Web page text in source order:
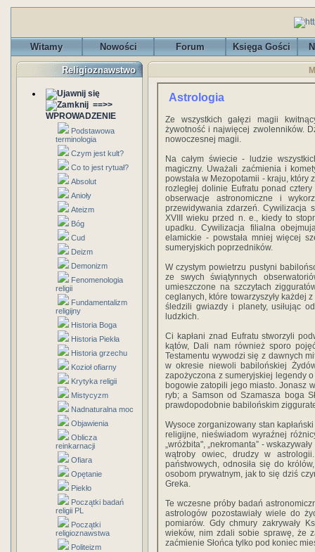
Witamy Nowości Forum Księga Gości
Religioznawstwo
==>>
WPROWADZENIE
Podstawowa
terminologia
Czym jest kult?
Co to jest rytuał?
Absolut
Anioły
Ateizm
Bóg
Cud
Deizm
Demonizm
Fenomenologia
religii
Fundamentalizm
religijny
Historia Boga
Historia Piekła
Historia grzechu
Kozioł ofiarny
Krytyka religii
Mistycyzm
Nadnaturalna moc
Objawienia
Oblicza
reinkarnacji
Ofiara
Opętanie
Piekło
Początki badań
religii PL
Początki
religioznawstwa
Politeizm
Astrologia
Ze wszystkich gałęzi magii
żywotność i najwięcej zwolenników.
nowoczesnej magii.
Na całym świecie - ludzie
magiczny. Uważali zaćmienia i
powstała w Mezopotamii - kraju, który
rozległej dolinie Eufratu ponad
obserwacje astronomiczne i
przewidywania zdarzeń. Cywilizacja
XVIII wieku przed n. e., kiedy to
upadku. Cywilizacja filialna
elamickie - powstała mniej więcej
sumeryjskich poprzedników.
W czystym powietrzu pustyni
ze swych świątynnych
umieszczone na szczytach
ceglanych, które towarzyszyły każdej
śledzili gwiazdy i planety, usiłując
ludzkich.
Ci kapłani znad Eufratu stworzyli
kątów, Dali nam również sporo
Testamentu wywodzi się z dawnych
w okresie niewoli babilońskiej
zapożyczona z sumeryjskiej legendy
bogowie zatopili jego miasto. Jonasz
ryb; a Samson od Szamasza boga
prawdopodobnie babilońskim
Wysoce zorganizowany stan
religijne, nieświadom wyraźnej
„wróżbita", „nekromanta” -
wątroby owiec, drudzy w
państwowych, odnosiła się do
osobom prywatnym, jak to się dziś
Greka.
Te wczesne próby badań
astrologów pozostawiały wiele do
pomiarów. Gdy chmury zakrywały
wieków, nim zdali sobie sprawę, że
zaćmienie Słońca tylko pod koniec